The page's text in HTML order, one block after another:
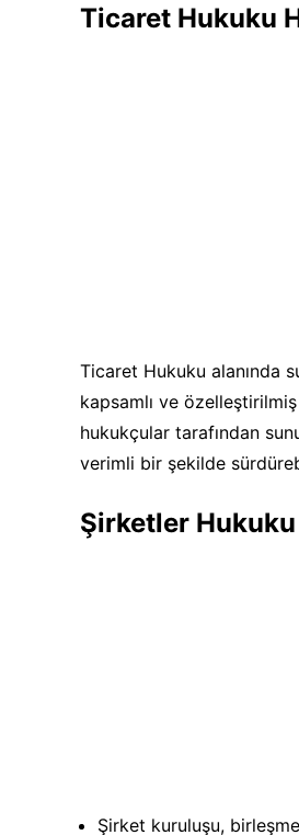
Ticaret Hukuku
Ticaret Hukuku alanında
kapsamlı ve
hukukçular tarafından
verimli bir şekilde
Şirketler Hukuku
Şirket kuruluşu,